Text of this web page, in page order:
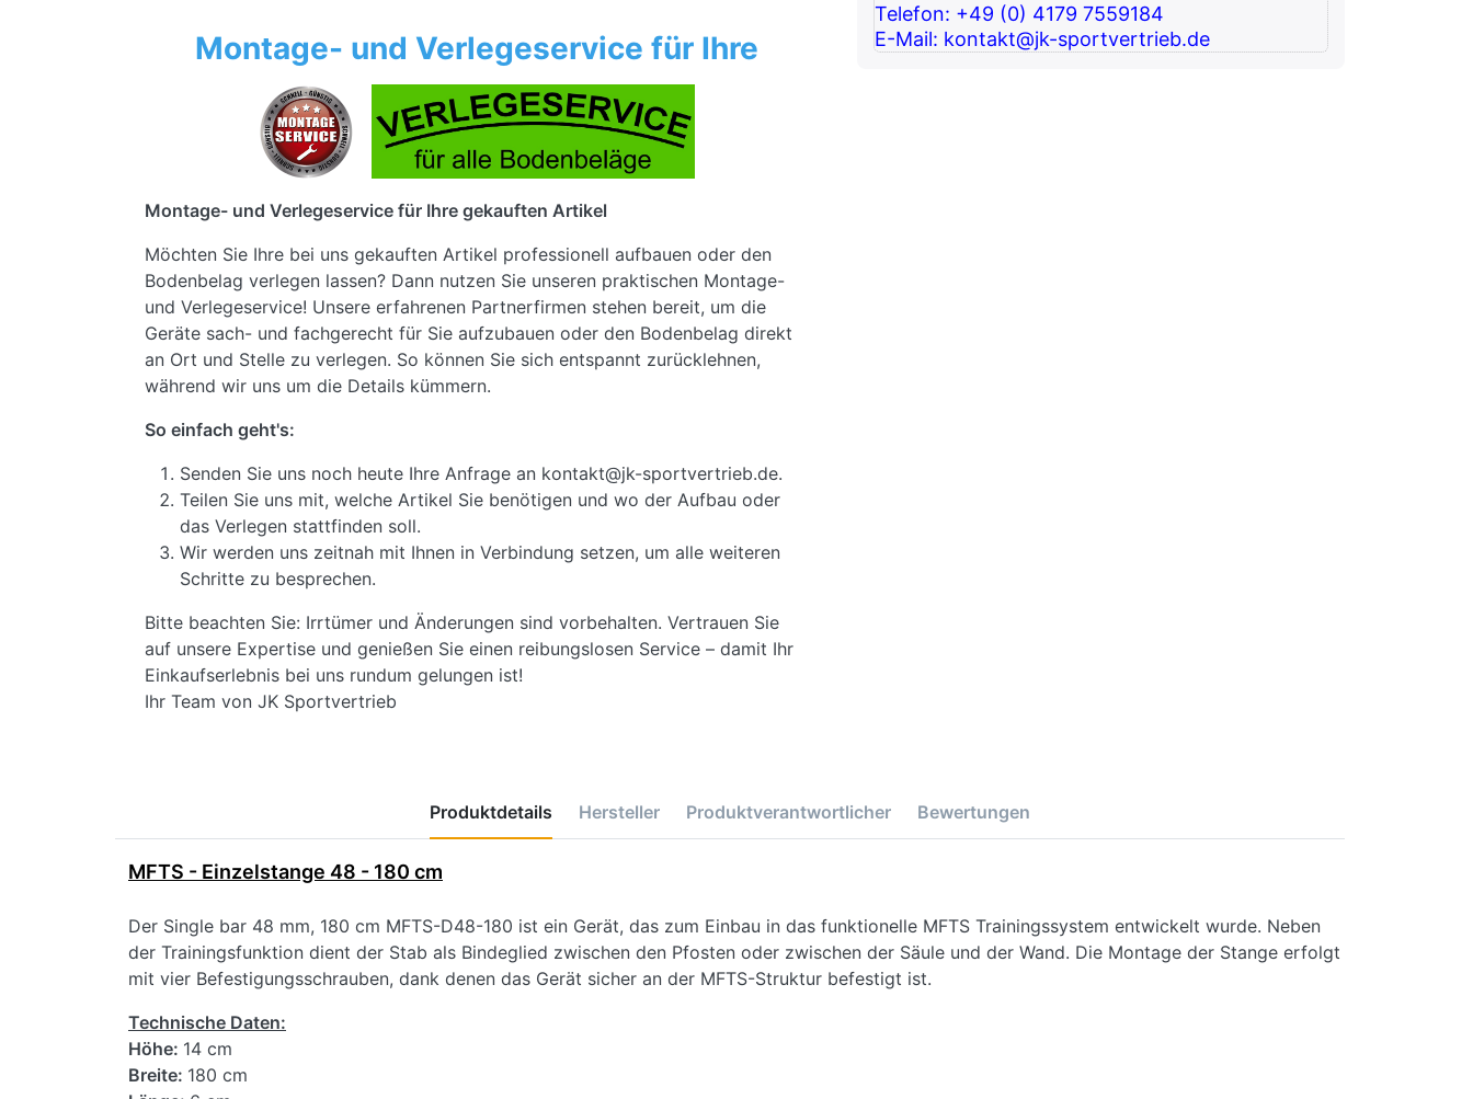
Montage- und Verlegeservice für Ihre
Montage- und Verlegeservice für Ihre gekauften Artikel
Möchten Sie Ihre bei uns gekauften Artikel professionell aufbauen oder den
Bodenbelag verlegen lassen? Dann nutzen Sie unseren praktischen Montage-
und Verlegeservice! Unsere erfahrenen Partnerfirmen stehen bereit, um die
Geräte sach- und fachgerecht für Sie aufzubauen oder den Bodenbelag direkt
an Ort und Stelle zu verlegen. So können Sie sich entspannt zurücklehnen,
während wir uns um die Details kümmern.
So einfach geht's:
Senden Sie uns noch heute Ihre Anfrage an kontakt@jk-sportvertrieb.de.
Teilen Sie uns mit, welche Artikel Sie benötigen und wo der Aufbau oder
das Verlegen stattfinden soll.
Wir werden uns zeitnah mit Ihnen in Verbindung setzen, um alle weiteren
Schritte zu besprechen.
Bitte beachten Sie: Irrtümer und Änderungen sind vorbehalten. Vertrauen Sie
auf unsere Expertise und genießen Sie einen reibungslosen Service – damit Ihr
Einkaufserlebnis bei uns rundum gelungen ist!
Ihr Team von JK Sportvertrieb
Telefon: +49 (0) 4179 7559184
E-Mail: kontakt@jk-sportvertrieb.de
Produktdetails Hersteller Produktverantwortlicher Bewertungen
MFTS - Einzelstange 48 - 180 cm
Der Single bar 48 mm, 180 cm MFTS-D48-180 ist ein Gerät, das zum Einbau in das funktionelle MFTS Trainingssystem entwickelt wurde. Neben
der Trainingsfunktion dient der Stab als Bindeglied zwischen den Pfosten oder zwischen der Säule und der Wand. Die Montage der Stange erfolgt
mit vier Befestigungsschrauben, dank denen das Gerät sicher an der MFTS-Struktur befestigt ist.
Technische Daten:
Höhe: 14 cm
Breite: 180 cm